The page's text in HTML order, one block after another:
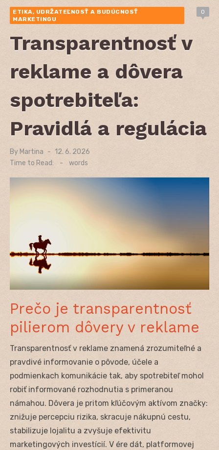
ETIKA, UDRŽATEĽNOSŤ A BUDÚCNOSŤ
MARKETINGU
0
Transparentnosť v
reklame a dôvera
spotrebiteľa:
Pravidlá a regulácia
By Martina
Posted
12. 6. 2026
Time to Read:
- words
Prečo je transparentnosť
pilierom dôvery v reklame
Transparentnosť v reklame znamená zrozumiteľné a
pravdivé informovanie o pôvode, účele a
podmienkach komunikácie tak, aby spotrebiteľ mohol
robiť informované rozhodnutia s primeranou
námahou. Dôvera je pritom kľúčovým aktívom značky:
znižuje percepciu rizika, skracuje nákupnú cestu,
stabilizuje lojalitu a zvyšuje efektivitu
marketingových investícií. V ére dát, platformovej